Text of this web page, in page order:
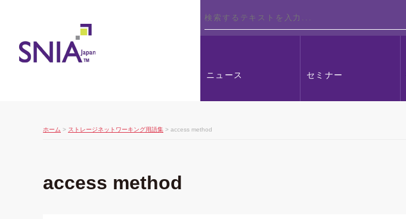
ニュース セミナー
ホーム > ストレージネットワーキング用語集 > access method
access method